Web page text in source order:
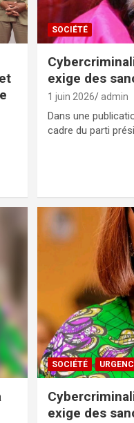
SOCIÉTÉ
exige des
1 juin 2026 admin
Dans une
cadre du parti
SOCIÉTÉ
exige des